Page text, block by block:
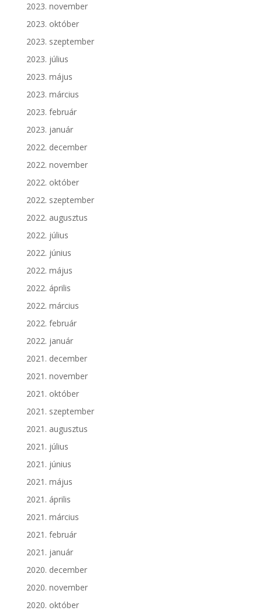
2023. november
2023. október
2023. szeptember
2023. július
2023. május
2023. március
2023. február
2023. január
2022. december
2022. november
2022. október
2022. szeptember
2022. augusztus
2022. július
2022. június
2022. május
2022. április
2022. március
2022. február
2022. január
2021. december
2021. november
2021. október
2021. szeptember
2021. augusztus
2021. július
2021. június
2021. május
2021. április
2021. március
2021. február
2021. január
2020. december
2020. november
2020. október